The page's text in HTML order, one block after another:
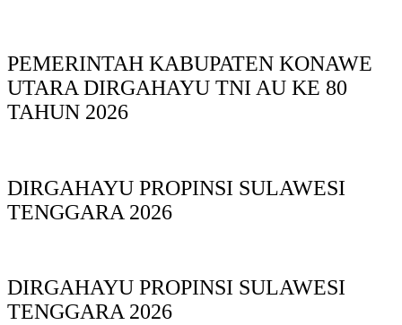
PEMERINTAH KABUPATEN KONAWE
UTARA DIRGAHAYU TNI AU KE 80
TAHUN 2026
DIRGAHAYU PROPINSI SULAWESI
TENGGARA 2026
DIRGAHAYU PROPINSI SULAWESI
TENGGARA 2026